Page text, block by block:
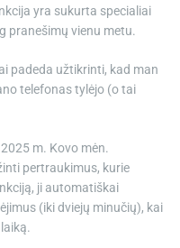
yra sukurta specialiai
pranešimų vienu metu.
padeda užtikrinti, kad man
telefonas tylėjo (o tai
m. Kovo mėn.
pertraukimus, kurie
ji automatiškai
(iki dviejų minučių), kai